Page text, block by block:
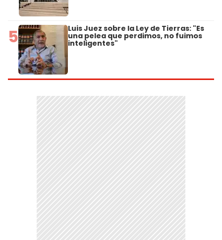
5 Luis Juez sobre la Ley de Tierras: "Es
una pelea que perdimos, no fuimos
inteligentes"